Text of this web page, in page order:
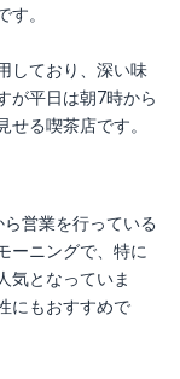
。
しており、深い味
が平日は朝7時から
る喫茶店です。
営業を行っている
ーニングで、特に
気となっていま
にもおすすめで